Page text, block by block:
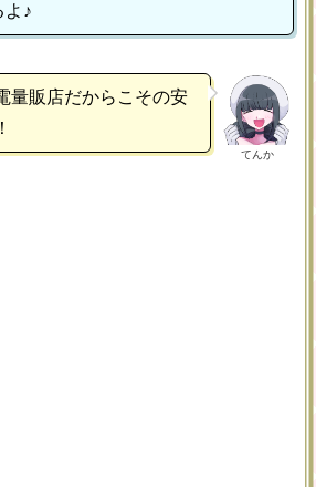
よ♪
てんか
量販店だからこその安